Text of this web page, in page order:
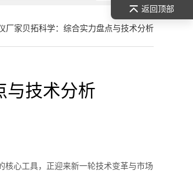
厂家贝拓科学：综合实力盘点与技术分析
与技术分析
核心工具，正迎来新一轮技术变革与市场
返回顶部